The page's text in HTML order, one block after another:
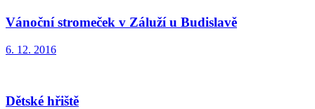
Vánoční stromeček v Záluží u Budislavě
6. 12. 2016
Dětské hřiště